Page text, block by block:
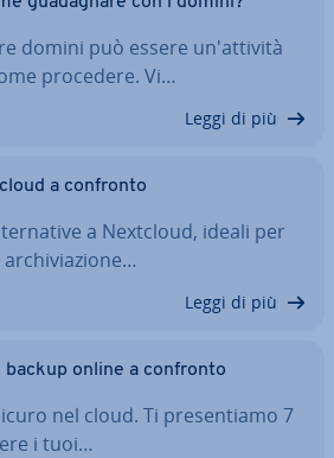
domini può essere un'at­ti­vi­tà
procedere. Vi…
Leggi di più
a confronto
a Nextcloud, ideali per
ar­chi­via­zio­ne…
Leggi di più
backup online a confronto
nel cloud. Ti pre­sen­tia­mo 7
i tuoi…